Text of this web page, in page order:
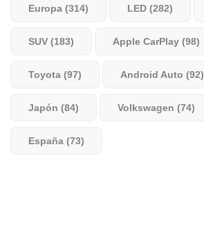
Europa (314) LED (282)
SUV (183) Apple CarPlay (98)
Toyota (97) Android Auto (92)
Japón (84) Volkswagen (74)
España (73)